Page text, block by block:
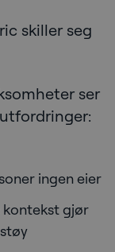
skiller seg
ser
ingen eier
kontekst gjør